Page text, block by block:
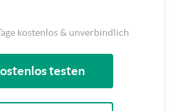
kostenlos & unverbindlich
testen